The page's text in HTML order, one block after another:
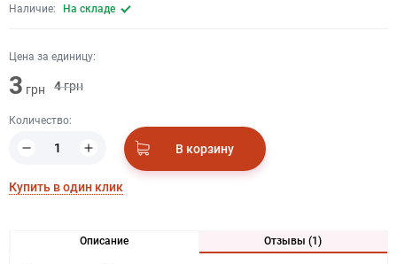
Наличие: На складе
Цена за единицу:
3 грн 4грн
Количество:
В корзину
Купить в один клик
Описание Отзывы (1)